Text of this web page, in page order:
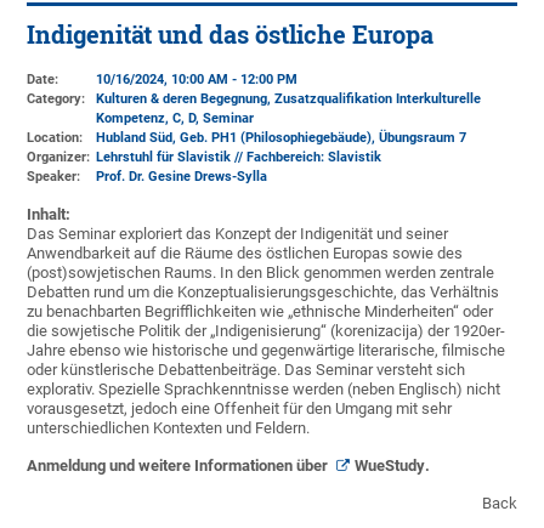
Indigenität und das östliche Europa
Date:
10/16/2024, 10:00 AM - 12:00 PM
Category:
Kulturen & deren Begegnung, Zusatzqualifikation Interkulturelle
Kompetenz, C, D, Seminar
Location:
Hubland Süd, Geb. PH1 (Philosophiegebäude), Übungsraum 7
Organizer: Lehrstuhl für Slavistik // Fachbereich: Slavistik
Speaker:
Prof. Dr. Gesine Drews-Sylla
Inhalt:
Das Seminar exploriert das Konzept der Indigenität und seiner
Anwendbarkeit auf die Räume des östlichen Europas sowie des
(post)sowjetischen Raums. In den Blick genommen werden zentrale
Debatten rund um die Konzeptualisierungsgeschichte, das Verhältnis
zu benachbarten Begrifflichkeiten wie „ethnische Minderheiten“ oder
die sowjetische Politik der „Indigenisierung“ (korenizacija) der 1920er-
Jahre ebenso wie historische und gegenwärtige literarische, filmische
oder künstlerische Debattenbeiträge. Das Seminar versteht sich
explorativ. Spezielle Sprachkenntnisse werden (neben Englisch) nicht
vorausgesetzt, jedoch eine Offenheit für den Umgang mit sehr
unterschiedlichen Kontexten und Feldern.
Anmeldung und weitere Informationen über WueStudy.
Back